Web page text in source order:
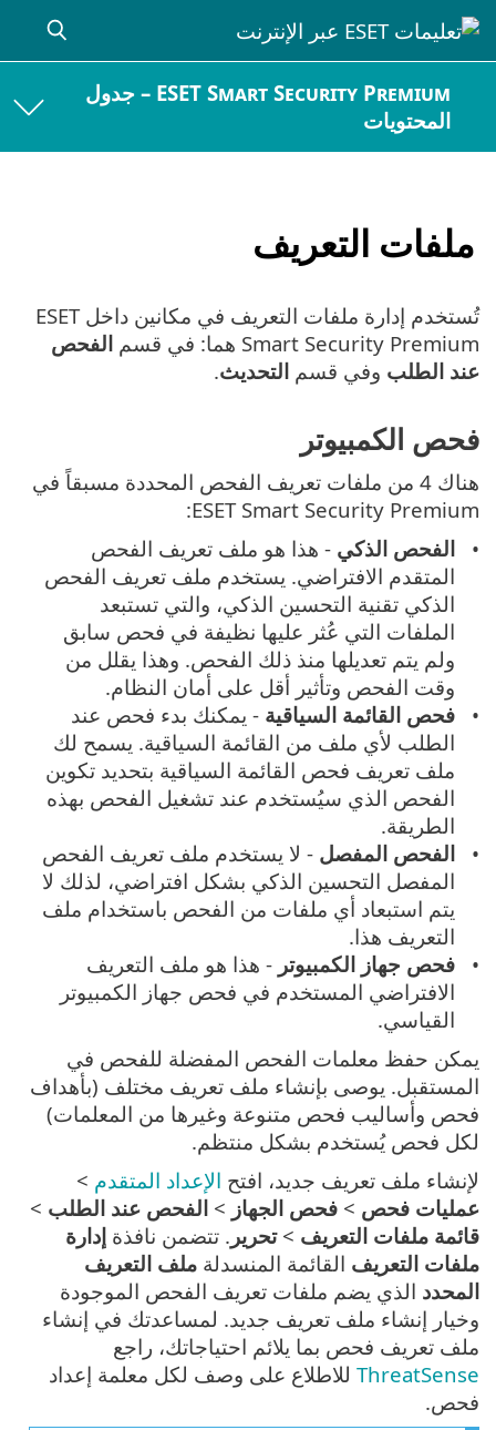
ESET Smart Security Premium – جدول
المحتويات
ملفات التعريف
تُستخدم إدارة ملفات التعريف في مكانين داخل ESET
Smart Security Premium هما: في قسم
الفحص
عند الطلب وفي قسم التحديث.
فحص الكمبيوتر
هناك 4 من ملفات تعريف الفحص المحددة مسبقاً في
ESET Smart Security Premium:
الفحص الذكي - هذا هو ملف تعريف الفحص
المتقدم الافتراضي. يستخدم ملف تعريف الفحص
الذكي تقنية التحسين الذكي، والتي تستبعد
الملفات التي عُثر عليها نظيفة في فحص سابق
ولم يتم تعديلها منذ ذلك الفحص. وهذا يقلل من
وقت الفحص وتأثير أقل على أمان النظام.
فحص القائمة السياقية - يمكنك بدء فحص عند
الطلب لأي ملف من القائمة السياقية. يسمح لك
ملف تعريف فحص القائمة السياقية بتحديد تكوين
الفحص الذي سيُستخدم عند تشغيل الفحص بهذه
الطريقة.
الفحص المفصل - لا يستخدم ملف تعريف الفحص
المفصل التحسين الذكي بشكل افتراضي، لذلك لا
يتم استبعاد أي ملفات من الفحص باستخدام ملف
التعريف هذا.
فحص جهاز الكمبيوتر - هذا هو ملف التعريف
الافتراضي المستخدم في فحص جهاز الكمبيوتر
القياسي.
يمكن حفظ معلمات الفحص المفضلة للفحص في
المستقبل. يوصى بإنشاء ملف تعريف مختلف (بأهداف
فحص وأساليب فحص متنوعة وغيرها من المعلمات)
لكل فحص يُستخدم بشكل منتظم.
لإنشاء ملف تعريف جديد، افتح الإعداد المتقدم >
عمليات فحص > فحص الجهاز > الفحص عند الطلب >
قائمة ملفات التعريف >تحرير . تتضمن نافذة إدارة
ملفات التعريف القائمة المنسدلة ملف التعريف
المحدد الذي يضم ملفات تعريف الفحص الموجودة
وخيار إنشاء ملف تعريف جديد. لمساعدتك في إنشاء
ملف تعريف فحص بما يلائم احتياجاتك، راجع
ThreatSense للاطلاع على وصف لكل معلمة إعداد
فحص.